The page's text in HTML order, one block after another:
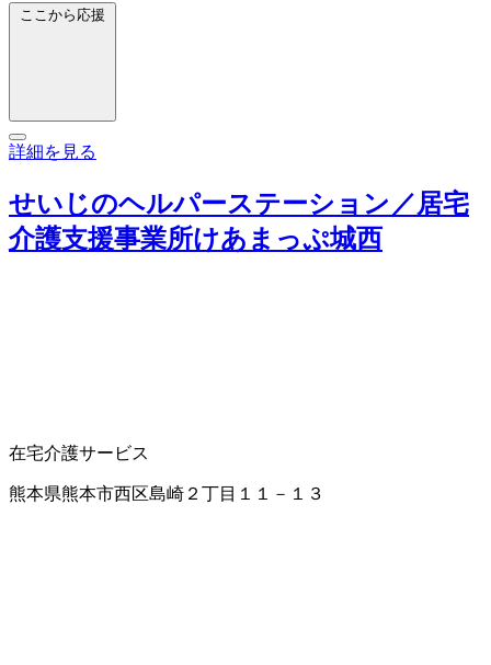
ここから応援
詳細を見る
せいじのヘルパーステーション／居宅
介護支援事業所けあまっぷ城西
在宅介護サービス
熊本県熊本市西区島崎２丁目１１－１３